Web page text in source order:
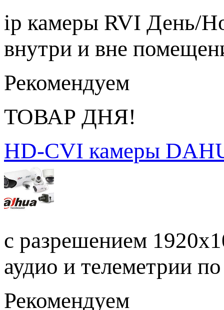
ip камеры RVI День/
внутри и вне
Рекомендуем
ТОВАР ДНЯ!
HD-CVI камеры
с разрешением
аудио и телеметрии
Рекомендуем